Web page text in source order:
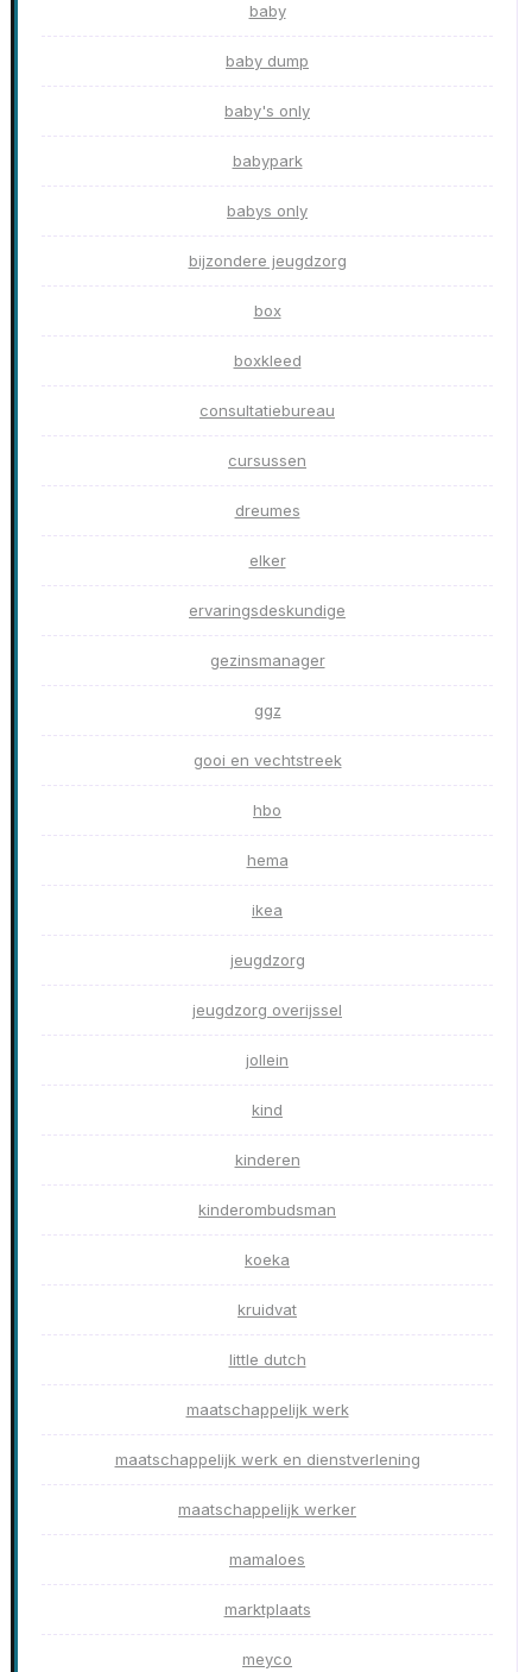
baby
baby dump
baby's only
babypark
babys only
bijzondere jeugdzorg
box
boxkleed
consultatiebureau
cursussen
dreumes
elker
ervaringsdeskundige
gezinsmanager
ggz
gooi en vechtstreek
hbo
hema
ikea
jeugdzorg
jeugdzorg overijssel
jollein
kind
kinderen
kinderombudsman
koeka
kruidvat
little dutch
maatschappelijk werk
maatschappelijk werk en dienstverlening
maatschappelijk werker
mamaloes
marktplaats
meyco